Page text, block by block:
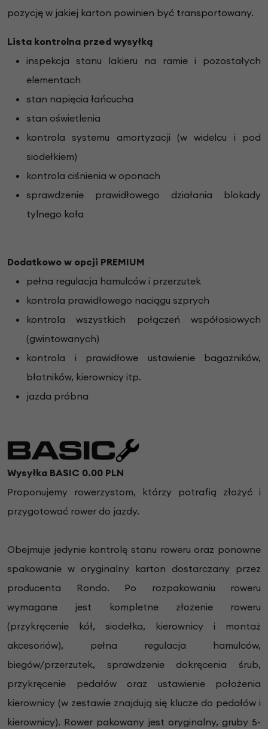
pozycję w jakiej karton powinien być transportowany.
Lista kontrolna przed wysyłką
inspekcja stanu lakieru na ramie i pozostałych
elementach
stan napięcia łańcucha
stan oświetlenia
kontrola systemu amortyzacji (w widelcu i pod
siodełkiem)
kontrola ciśnienia w oponach
sprawdzenie prawidłowego działania blokady
tylnego koła
Dodatkowo w opcji PREMIUM
pełna regulacja hamulców i przerzutek
kontrola prawidłowego naciągu szprych
kontrola wszystkich połączeń współosiowych
(gwintowanych)
kontrola i prawidłowe ustawienie bagażników,
błotników, kierownicy itp.
jazda próbna
Wysyłka BASIC 0.00 PLN
Proponujemy rowerzystom, którzy potrafią złożyć i
przygotować rower do jazdy.
Obejmuje jedynie kontrolę stanu roweru oraz ponowne
spakowanie w oryginalny karton dostarczany przez
producenta Rondo. Po rozpakowaniu roweru
wymagane jest kompletne złożenie roweru
(przykręcenie kół, siodełka, kierownicy i montaż
akcesoriów), pełna regulacja hamulców,
biegów/przerzutek, sprawdzenie dokręcenia śrub,
przykręcenie pedałów oraz ustawienie położenia
kierownicy (w zestawie znajdują się klucze do pedałów i
kierownicy). Rower pakowany jest oryginalny, gruby 5-